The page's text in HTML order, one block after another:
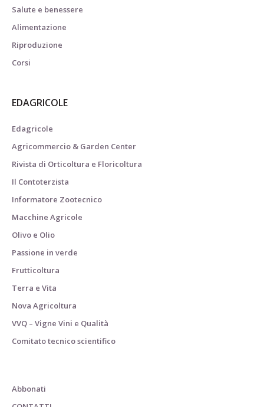
Salute e benessere
Alimentazione
Riproduzione
Corsi
EDAGRICOLE
Edagricole
Agricommercio & Garden Center
Rivista di Orticoltura e Floricoltura
Il Contoterzista
Informatore Zootecnico
Macchine Agricole
Olivo e Olio
Passione in verde
Frutticoltura
Terra e Vita
Nova Agricoltura
VVQ – Vigne Vini e Qualità
Comitato tecnico scientifico
Abbonati